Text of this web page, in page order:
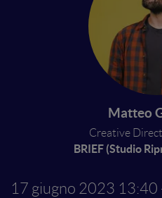
Matteo
Creative
BRIEF (Studio
17 giugno 2023 13:40